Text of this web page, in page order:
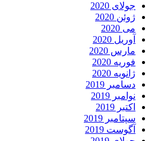
جولای 2020
ژوئن 2020
می 2020
آوریل 2020
مارس 2020
فوریه 2020
ژانویه 2020
دسامبر 2019
نوامبر 2019
اکتبر 2019
سپتامبر 2019
آگوست 2019